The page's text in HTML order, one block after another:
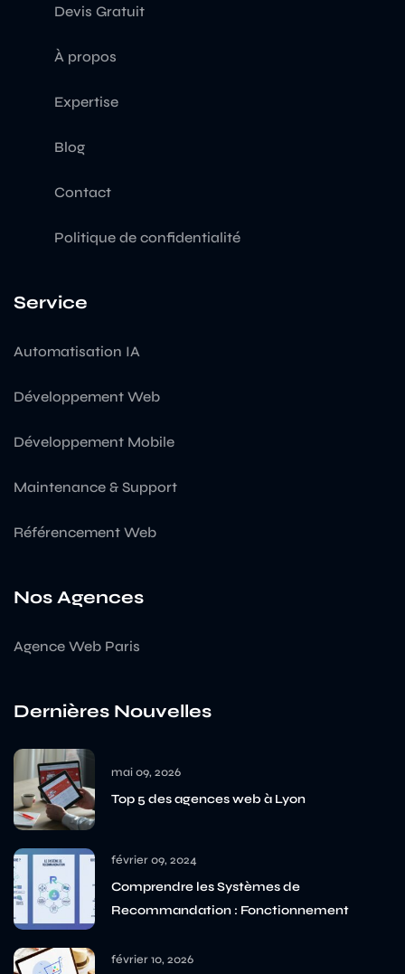
Devis Gratuit
À propos
Expertise
Blog
Contact
Politique de confidentialité
Service
Automatisation IA
Développement Web
Développement Mobile
Maintenance & Support
Référencement Web
Nos Agences
Agence Web Paris
Dernières Nouvelles
mai 09, 2026
Top 5 des agences web à Lyon
février 09, 2024
Comprendre les Systèmes de
Recommandation : Fonctionnement
février 10, 2026